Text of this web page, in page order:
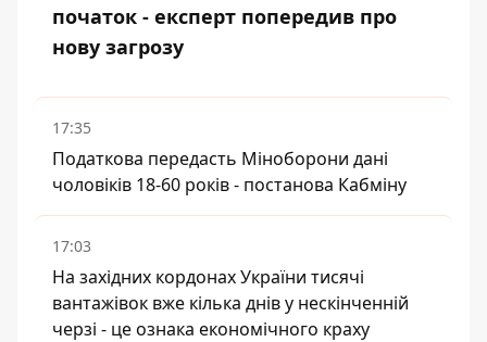
початок - експерт попередив про
нову загрозу
17:35
Податкова передасть Міноборони дані
чоловіків 18-60 років - постанова Кабміну
17:03
На західних кордонах України тисячі
вантажівок вже кілька днів у нескінченній
черзі - це ознака економічного краху